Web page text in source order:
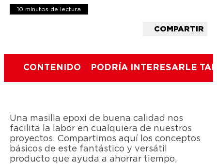
10 minutos de lectura
COMPARTIR
CONTENIDO PODRÍA INTERESARLE
Una masilla epoxi de buena calidad nos
facilita la labor en cualquiera de nuestros
proyectos. Compartimos aquí los conceptos
básicos de este fantástico y versátil
producto que ayuda a ahorrar tiempo,